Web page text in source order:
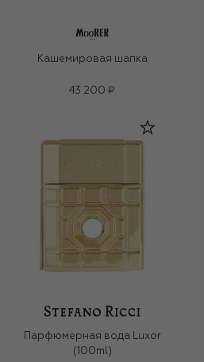
Кашемировая шапка
43 200 ₽
Парфюмерная вода Luxor
(100ml)